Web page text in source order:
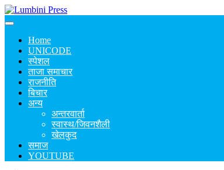
Home
UNICODE
स्पेशल
ताजा समाचार
राजनीति
बिचार
अन्य
अन्तरवार्ता
स्वास्थ/जिवनशैली
खेलकुद
समाज
YOUTUBE